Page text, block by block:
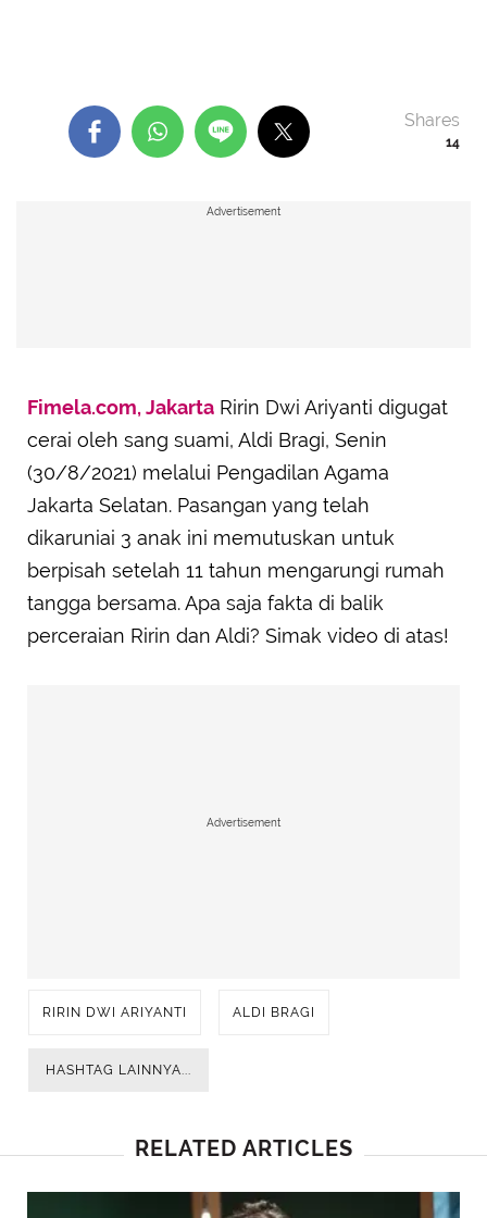
14
Shares
Advertisement
Fimela.com, Jakarta Ririn Dwi Ariyanti digugat
cerai oleh sang suami, Aldi Bragi, Senin
(30/8/2021) melalui Pengadilan Agama
Jakarta Selatan. Pasangan yang telah
dikaruniai 3 anak ini memutuskan untuk
berpisah setelah 11 tahun mengarungi rumah
tangga bersama. Apa saja fakta di balik
perceraian Ririn dan Aldi? Simak video di atas!
Advertisement
RIRIN DWI ARIYANTI ALDI BRAGI
HASHTAG LAINNYA...
RELATED ARTICLES